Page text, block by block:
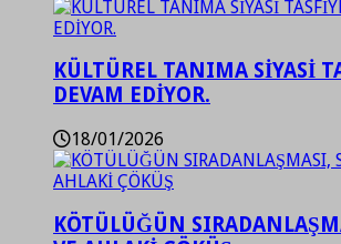
KÜLTÜREL TANIMA SİYASİ
DEVAM EDİYOR.
18/01/2026
KÖTÜLÜĞÜN